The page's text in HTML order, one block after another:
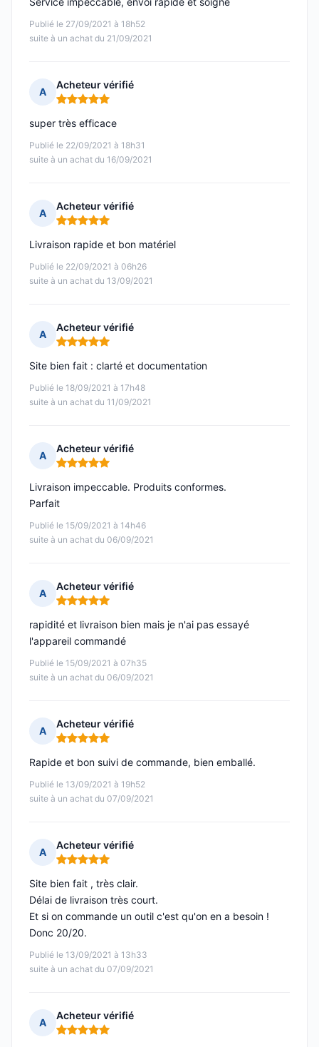
Publié le 27/09/2021 à 18h52
suite à un achat du 21/09/2021
A
Acheteur vérifié
Note : 5 sur 5
Publié le 22/09/2021 à 18h31
suite à un achat du 16/09/2021
super très efficace
A
Acheteur vérifié
Note : 5 sur 5
Publié le 22/09/2021 à 06h26
suite à un achat du 13/09/2021
Livraison rapide et bon matériel
A
Acheteur vérifié
Note : 5 sur 5
Publié le 18/09/2021 à 17h48
suite à un achat du 11/09/2021
Site bien fait : clarté et documentation
A
Acheteur vérifié
Note : 5 sur 5
Publié le 15/09/2021 à 14h46
suite à un achat du 06/09/2021
Livraison impeccable. Produits conformes.
Parfait
A
Acheteur vérifié
Note : 5 sur 5
Publié le 15/09/2021 à 07h35
suite à un achat du 06/09/2021
rapidité et livraison bien mais je n'ai pas essayé
l'appareil commandé
A
Acheteur vérifié
Note : 5 sur 5
Publié le 13/09/2021 à 19h52
suite à un achat du 07/09/2021
Rapide et bon suivi de commande, bien emballé.
A
Acheteur vérifié
Note : 5 sur 5
Publié le 13/09/2021 à 13h33
suite à un achat du 07/09/2021
Site bien fait , très clair.
Délai de livraison très court.
Et si on commande un outil c'est qu'on en a besoin !
Donc 20/20.
A
Acheteur vérifié
Note : 5 sur 5